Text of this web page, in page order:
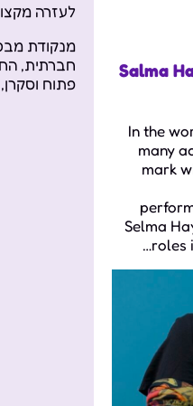
לעזרה
מנקודת
חברתית,
פתוח
Salma
In the
many
mark
Selma
roles